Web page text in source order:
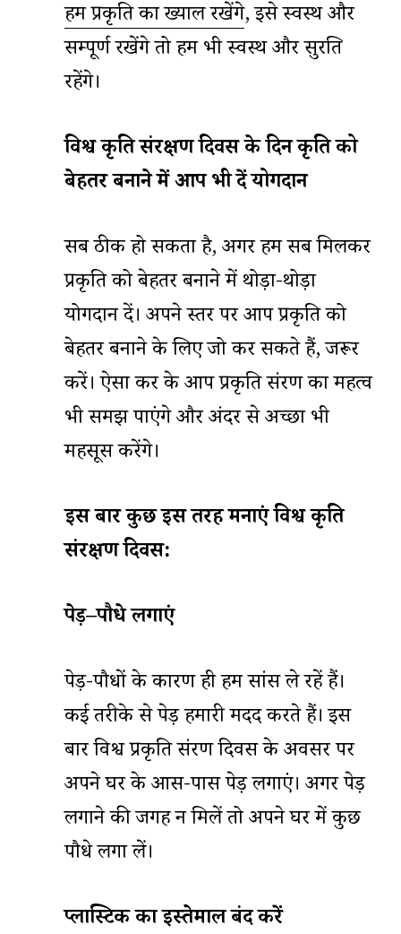
हम प्रकृति का ख्याल रखेंगे, इसे स्वस्थ और
सम्पूर्ण रखेंगे तो हम भी स्वस्थ और सुरक्षित
रहेंगे।
विश्वप्रकृतिसंरक्षणदिवसकेदिनप्रकृतिको
बेहतरबनानेमेंआप भीदेंयोगदान
सब ठीक हो सकता है, अगर हम सब मिलकर
प्रकृति को बेहतर बनाने में थोड़ा-थोड़ा
योगदान दें। अपने स्तर पर आप प्रकृति को
बेहतर बनाने के लिए जो कर सकते हैं, जरूर
करें। ऐसा कर के आप प्रकृति संरक्षण का महत्व
भी समझ पाएंगे और अंदर से अच्छा भी
महसूस करेंगे।
इसबारकुछइसतरहमनाएंविश्वप्रकृति
संरक्षणदिवस:
पेड़–पौधेलगाएं
पेड़-पौधों के कारण ही हम सांस ले रहें हैं।
कई तरीके से पेड़ हमारी मदद करते हैं। इस
बार विश्व प्रकृति संरक्षण दिवस के अवसर पर
अपने घर के आस-पास पेड़ लगाएं। अगर पेड़
लगाने की जगह न मिलें तो अपने घर में कुछ
पौधे लगा लें।
प्लास्टिककाइस्तेमालबंदकरें